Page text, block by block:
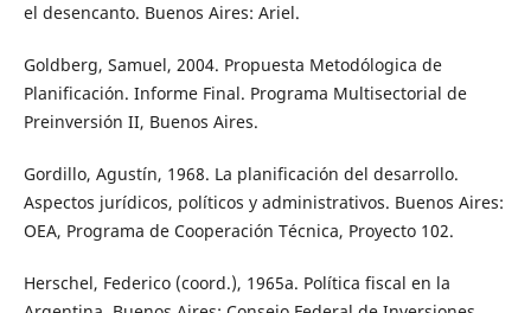
el desencanto. Buenos Aires: Ariel.
Goldberg, Samuel, 2004. Propuesta Metodólogica de
Planificación. Informe Final. Programa Multisectorial de
Preinversión II, Buenos Aires.
Gordillo, Agustín, 1968. La planificación del desarrollo.
Aspectos jurídicos, políticos y administrativos. Buenos Aires:
OEA, Programa de Cooperación Técnica, Proyecto 102.
Herschel, Federico (coord.), 1965a. Política fiscal en la